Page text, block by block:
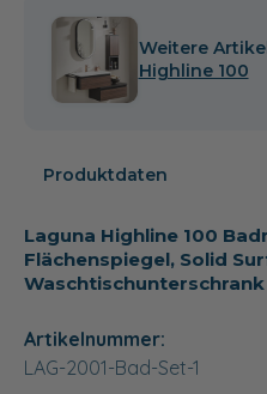
Weitere
Highline 100
Produktdaten
Laguna Highline 100
Flächenspiegel, Solid
Waschtischunterschrank
Artikelnummer:
LAG-2001-Bad-Set-1